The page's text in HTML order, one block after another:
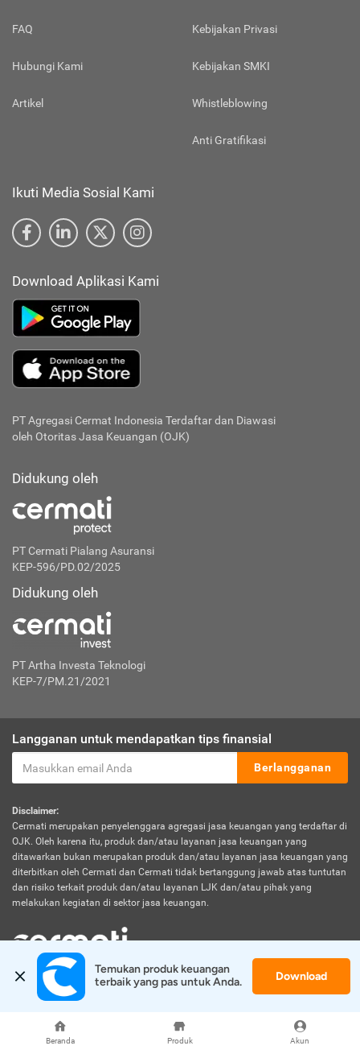
Beranda Produk Akun
FAQ
Hubungi Kami
Artikel
Kebijakan Privasi
Kebijakan SMKI
Whistleblowing
Anti Gratifikasi
Ikuti Media Sosial Kami
Download Aplikasi Kami
PT Agregasi Cermat Indonesia Terdaftar dan Diawasi
oleh Otoritas Jasa Keuangan (OJK)
Didukung oleh
PT Cermati Pialang Asuransi
KEP-596/PD.02/2025
Didukung oleh
PT Artha Investa Teknologi
KEP-7/PM.21/2021
Langganan untuk mendapatkan tips finansial
Berlangganan
Disclaimer:
Cermati merupakan penyelenggara agregasi jasa keuangan yang terdaftar di
OJK. Oleh karena itu, produk dan/atau layanan jasa keuangan yang
ditawarkan bukan merupakan produk dan/atau layanan jasa keuangan yang
diterbitkan oleh Cermati dan Cermati tidak bertanggung jawab atas tuntutan
dan risiko terkait produk dan/atau layanan LJK dan/atau pihak yang
melakukan kegiatan di sektor jasa keuangan.
© 2026 Cermati. All Rights Reserved.
Temukan produk keuangan
terbaik yang pas untuk Anda.
Download